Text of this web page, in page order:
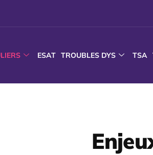
ESAT TROUBLES DYS TSA